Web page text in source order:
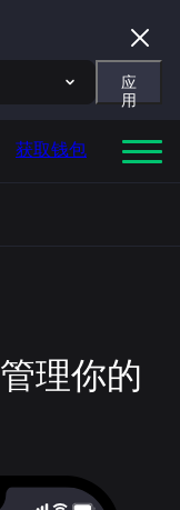
应
用
获取钱包
理你的